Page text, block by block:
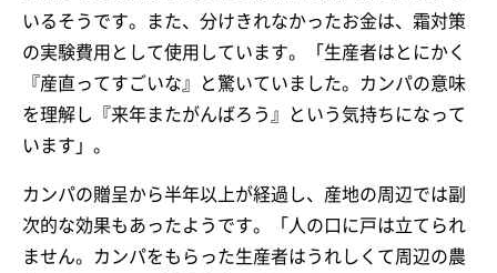
いるそうです。また、分けきれなかったお金は、霜対策
の実験費用として使用しています。「生産者はとにかく
『産直ってすごいな』と驚いていました。カンパの意味
を理解し『来年またがんばろう』という気持ちになって
います」。
カンパの贈呈から半年以上が経過し、産地の周辺では副
次的な効果もあったようです。「人の口に戸は立てられ
ません。カンパをもらった生産者はうれしくて周辺の農